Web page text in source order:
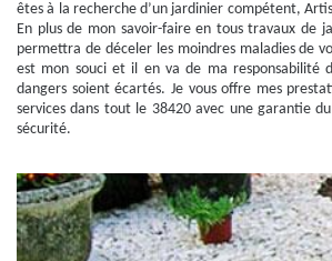
êtes à la recherche d’un jardinier compétent,
En plus de mon savoir-faire en tous travaux de
permettra de déceler les moindres maladies de
est mon souci et il en va de ma responsabilité
dangers soient écartés. Je vous offre mes
services dans tout le 38420 avec une garantie
sécurité.